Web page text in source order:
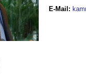
E-Mail :